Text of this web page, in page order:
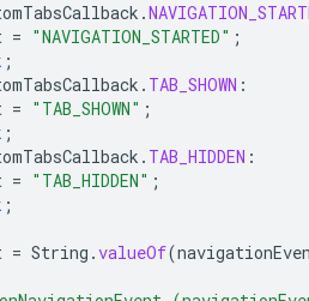
.
= "NAVIGATION_STARTED" ;
;
. TAB_SHOWN :
= "TAB_SHOWN" ;
;
. TAB_HIDDEN :
= "TAB_HIDDEN" ;
;
= String .valueOf(